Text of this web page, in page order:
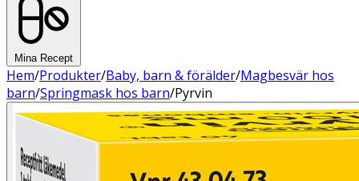
Mina Recept
Hem/Produkter/Baby, barn & förälder/Magbesvär hos
barn/Springmask hos barn/Pyrvin